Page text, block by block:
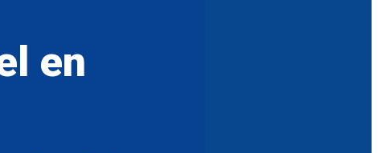
en